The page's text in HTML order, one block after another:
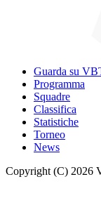
Guarda su
Programma
Squadre
Classifica
Statistiche
Torneo
News
Copyright (C) 2026